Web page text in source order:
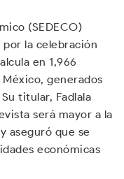
(SEDECO)
la celebración
en 1,966
generados
titular, Fadlala
será mayor a la
aseguró que se
económicas